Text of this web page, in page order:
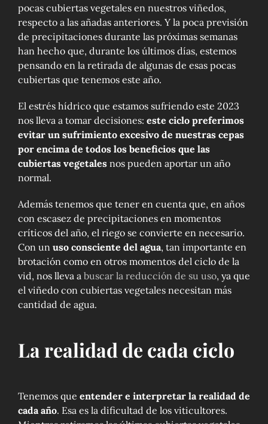
pocas cubiertas vegetales en nuestros viñedos,
respecto a las añadas anteriores. Y la poca previsión
de precipitaciones durante las próximas semanas
han hecho que, durante los últimos días, estemos
pensando en la retirada de algunas de esas pocas
cubiertas que tenemos este año.
El estrés hídrico que estamos sufriendo este 2023
nos lleva a tomar decisiones: este ciclo preferimos
evitar un sufrimiento excesivo de nuestras cepas
por encima de todos los beneficios que las
cubiertas vegetalesnos pueden aportar un año
normal.
Además tenemos que tener en cuenta que, en años
con escasez de precipitaciones en momentos
críticos del año, el riego se convierte en necesario.
Con un uso consciente del agua, tan importante en
brotación como en otros momentos del ciclo de la
vid, nos lleva a buscar la reducción de su uso, ya que
el viñedo con cubiertas vegetales necesitan más
cantidad de agua.
La realidad de cada ciclo
Tenemos que entender e interpretar la realidad de
cada año. Esa es la dificultad de los viticultores.